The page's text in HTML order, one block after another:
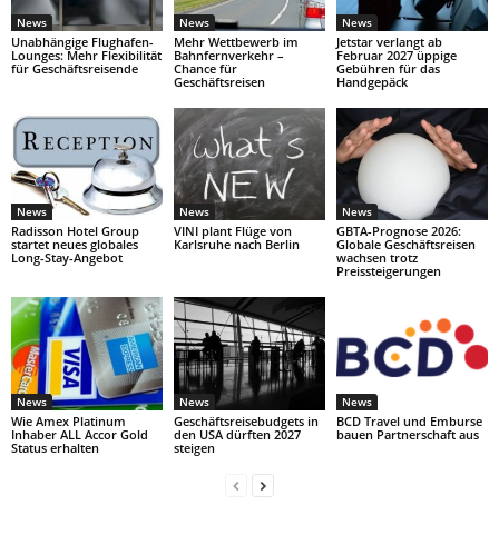
News
Unabhängige Flughafen-
Lounges: Mehr Flexibilität
für Geschäftsreisende
News
Mehr Wettbewerb im
Bahnfernverkehr –
Chance für
Geschäftsreisen
News
Jetstar verlangt ab
Februar 2027 üppige
Gebühren für das
Handgepäck
News
Radisson Hotel Group
startet neues globales
Long-Stay-Angebot
News
VINI plant Flüge von
Karlsruhe nach Berlin
News
GBTA-Prognose 2026:
Globale Geschäftsreisen
wachsen trotz
Preissteigerungen
News
Wie Amex Platinum
Inhaber ALL Accor Gold
Status erhalten
News
Geschäftsreisebudgets in
den USA dürften 2027
steigen
News
BCD Travel und Emburse
bauen Partnerschaft aus